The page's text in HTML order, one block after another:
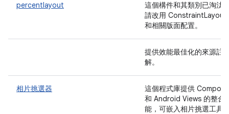
percentlayout
這個構件和其類別已淘汰
請改用 ConstraintLayout
和相關版面配置。
提供效能最佳化的來源註
解。
相片挑選器
這個程式庫提供 Compose
和 Android Views 的整合
能，可嵌入相片挑選工具